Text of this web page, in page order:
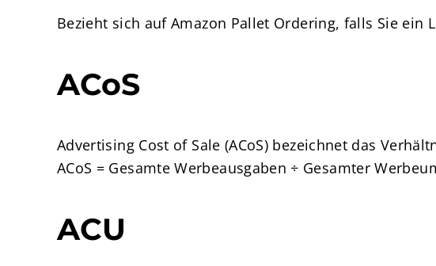
Bezieht sich auf Amazon Pallet Ordering, falls Sie ein
ACoS
Advertising Cost of Sale (ACoS) bezeichnet das
ACoS = Gesamte Werbeausgaben ÷ Gesamter
ACU